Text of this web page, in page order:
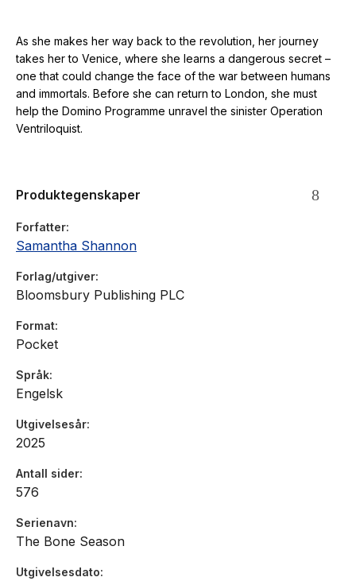
As she makes her way back to the revolution, her journey
takes her to Venice, where she learns a dangerous secret –
one that could change the face of the war between humans
and immortals. Before she can return to London, she must
help the Domino Programme unravel the sinister Operation
Ventriloquist.
Produktegenskaper
Forfatter
Samantha Shannon
Forlag/utgiver
Bloomsbury Publishing PLC
Format
Pocket
Språk
Engelsk
Utgivelsesår
2025
Antall sider
576
Serienavn
The Bone Season
Utgivelsesdato